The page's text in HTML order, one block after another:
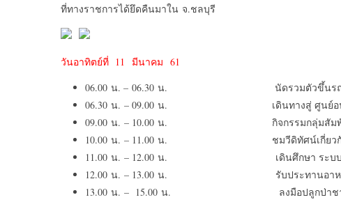
ที่ทางราชการได้ยึดคืนมาใน จ.ชลบุรี
วันอาทิตย์ที่ 11 มีนาคม 61
06.00 น. – 06.30 น. นัดรวมตัวขึ้นรถ
06.30 น. – 09.00 น. เดินทางสู่ ศูนย์อนุรัก
09.00 น. – 10.00 น. กิจกรรมกลุ่มสัมพั
10.00 น. – 11.00 น. ชมวีดิทัศน์เกี่ยวกับ ระ
11.00 น. – 12.00 น. เดินศึกษา ระบบนิเวศ
12.00 น. – 13.00 น. รับประทานอาหาร
13.00 น. – 15.00 น. ลงมือปลูกป่าชา